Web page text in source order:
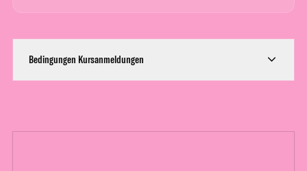
Bedingungen Kursanmeldungen